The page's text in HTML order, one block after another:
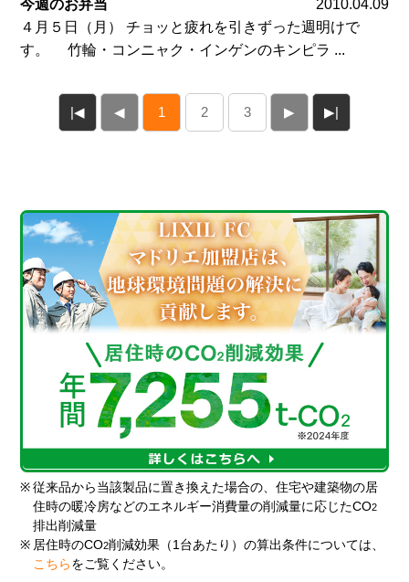
今週のお弁当
2010.04.09
４月５日（月） チョッと疲れを引きずった週明けで
す。 竹輪・コンニャク・インゲンのキンピラ ...
|◀ ◀ 1 2 3 ▶ ▶|
※ 従来品から当該製品に置き換えた場合の、住宅や建築物の居
住時の暖冷房などのエネルギー消費量の削減量に応じたCO2
排出削減量
※ 居住時のCO2削減効果（1台あたり）の算出条件については、
こちら をご覧ください。